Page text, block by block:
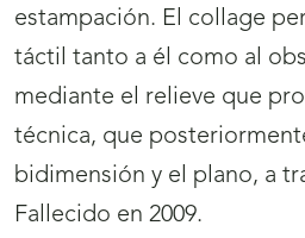
estampación. El collage
táctil tanto a él como al
mediante el relieve que
técnica, que
bidimensión y el plano, a
Fallecido en 2009.